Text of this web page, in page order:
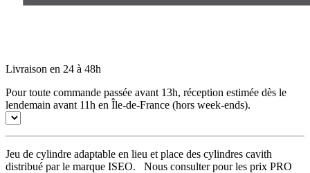
Livraison en 24 à 48h
Pour toute commande passée avant 13h, réception estimée dès le
lendemain avant 11h en Île-de-France (hors week-ends).
Jeu de cylindre adaptable en lieu et place des cylindres cavith
distribué par le marque ISEO. Nous consulter pour les prix PRO